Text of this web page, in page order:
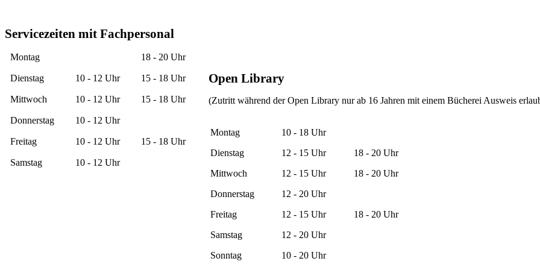
Servicezeiten mit Fachpersonal
Montag 18 - 20 Uhr
Dienstag 10 - 12 Uhr 15 - 18 Uhr
Mittwoch 10 - 12 Uhr 15 - 18 Uhr
Donnerstag 10 - 12 Uhr
Freitag 10 - 12 Uhr 15 - 18 Uhr
Samstag 10 - 12 Uhr
Open Library
(Zutritt während der Open Library nur ab 16 Jahren mit einem Bücherei Ausweis
Montag
Dienstag
Mittwoch
Donnerstag
Freitag
Samstag
Sonntag
10 - 18 Uhr
12 - 15 Uhr
12 - 15 Uhr
12 - 20 Uhr
12 - 15 Uhr
12 - 20 Uhr
10 - 20 Uhr
18 - 20 Uhr
18 - 20 Uhr
18 - 20 Uhr